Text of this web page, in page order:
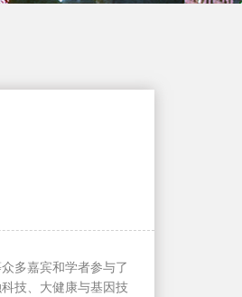
多嘉宾和学者参与了
技、大健康与基因技